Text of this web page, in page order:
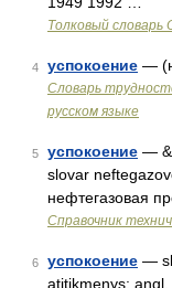
Толковый словарь
4 успокоение —
Словарь
русском языке
5 успокоение —
slovar
нефтегазовая
Справочник
6 успокоение —
atitikmenys: